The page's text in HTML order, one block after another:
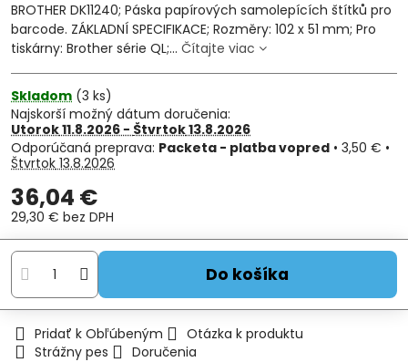
BROTHER DK11240; Páska papírových samolepících štítků pro
barcode. ZÁKLADNÍ SPECIFIKACE; Rozměry: 102 x 51 mm; Pro
tiskárny: Brother série QL;... Čítajte viac
Skladom (3 ks)
Najskorší možný dátum doručenia:
Utorok11.8.2026 −Štvrtok13.8.2026
Packeta - platba vopred • 3,50 € •
Štvrtok13.8.2026
36,04 €
29,30 € bez DPH
Do košíka
Pridať k Obľúbeným
Otázka k produktu
Strážny pes
Doručenia